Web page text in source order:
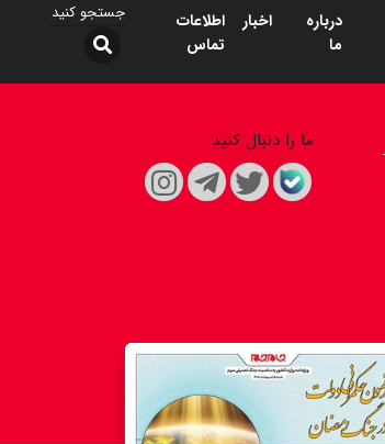
درباره
ما
اخبار
اطلاعات
تماس
ما را دنبال کنید